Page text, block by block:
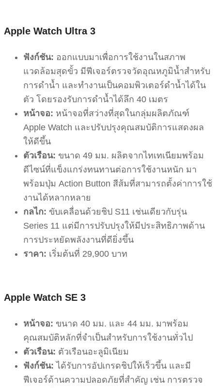
Apple Watch Ultra 3
ฟังก์ชัน: ออกแบบมาเพื่อการใช้งานในสภาพ
แวดล้อมสุดขั้ว มีฟีเจอร์ตรวจวัดอุณหภูมิน้ำสำหรับ
การดำน้ำ และทำงานเป็นคอมพิวเตอร์ดำน้ำได้ใน
ตัว โดยรองรับการดำน้ำได้ลึก 40 เมตร
หน้าจอ: หน้าจอที่สว่างที่สุดในกลุ่มผลิตภัณฑ์
Apple Watch และปรับปรุงคุณสมบัติการแสดงผล
ให้ดีขึ้น
ตัวเรือน: ขนาด 49 มม. ผลิตจากไทเทเนียมพร้อม
ดีไซน์ที่แข็งแกร่งทนทานต่อการใช้งานหนัก มา
พร้อมปุ่ม Action Button สีส้มที่สามารถตั้งค่าการใช้
งานได้หลากหลาย
กลไก: ขับเคลื่อนด้วยชิป S11 เช่นเดียวกับรุ่น
Series 11 แต่มีการปรับปรุงให้มีประสิทธิภาพด้าน
การประหยัดพลังงานที่ดียิ่งขึ้น
ราคา: เริ่มต้นที่ 29,900 บาท
Apple Watch SE 3
หน้าจอ: ขนาด 40 มม. และ 44 มม. มาพร้อม
คุณสมบัติหลักที่จำเป็นสำหรับการใช้งานทั่วไป
ตัวเรือน: ตัวเรือนอะลูมิเนียม
ฟังก์ชัน: ได้รับการอัปเกรดชิปให้เร็วขึ้น และมี
ฟีเจอร์ด้านความปลอดภัยที่สำคัญ เช่น การตรวจ